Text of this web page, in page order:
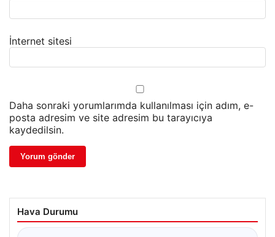
İnternet sitesi
Daha sonraki yorumlarımda kullanılması için adım, e-
posta adresim ve site adresim bu tarayıcıya
kaydedilsin.
Hava Durumu